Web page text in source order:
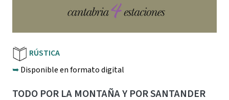
RÚSTICA
➥Disponible en formato digital
TODO POR LA MONTAÑA Y POR SANTANDER